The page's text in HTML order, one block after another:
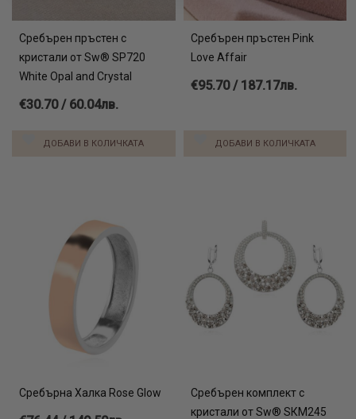
Сребърен пръстен с
кристали от Sw® SP720
White Opal and Crystal
€30.70 / 60.04лв.
ДОБАВИ В КОЛИЧКАТА
Сребърен пръстен Pink
Love Affair
€95.70 / 187.17лв.
ДОБАВИ В КОЛИЧКАТА
Сребърна Халка Rose Glow
Сребърен комплект с
кристали от Sw® SКМ245